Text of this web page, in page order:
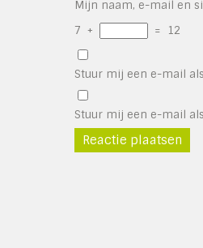
Mijn naam, e-mail en
7 + = 12
Stuur mij een e-mail
Stuur mij een e-mail